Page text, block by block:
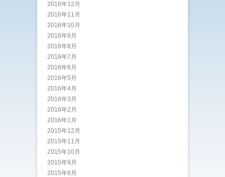
2016年12月
2016年11月
2016年10月
2016年9月
2016年8月
2016年7月
2016年6月
2016年5月
2016年4月
2016年3月
2016年2月
2016年1月
2015年12月
2015年11月
2015年10月
2015年9月
2015年8月